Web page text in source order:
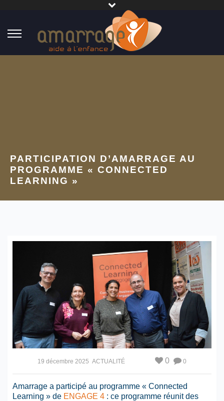
PARTICIPATION D’AMARRAGE AU
PROGRAMME « CONNECTED
LEARNING »
19 décembre 2025 ACTUALITÉ 0
0
Amarrage a participé au programme « Connected
Learning » de ENGAGE 4 : ce programme réunit des